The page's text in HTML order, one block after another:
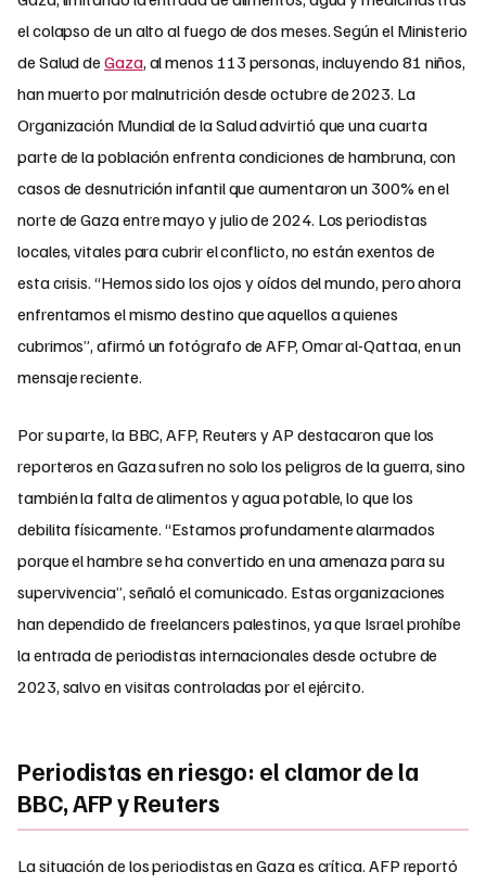
el colapso de un alto al fuego de dos meses. Según el Ministerio
de Salud deGaza, al menos 113 personas, incluyendo 81 niños,
han muerto por malnutrición desde octubre de 2023. La
Organización Mundial de la Salud advirtió que una cuarta
parte de la población enfrenta condiciones de hambruna, con
casos de desnutrición infantil que aumentaron un 300% en el
norte de Gaza entre mayo y julio de 2024. Los periodistas
locales, vitales para cubrir el conflicto, no están exentos de
esta crisis. “Hemos sido los ojos y oídos del mundo, pero ahora
enfrentamos el mismo destino que aquellos a quienes
cubrimos”, afirmó un fotógrafo de AFP, Omar al-Qattaa, en un
mensaje reciente.
Por su parte, la BBC, AFP, Reuters y AP destacaron que los
reporteros en Gaza sufren no solo los peligros de la guerra, sino
también la falta de alimentos y agua potable, lo que los
debilita físicamente. “Estamos profundamente alarmados
porque el hambre se ha convertido en una amenaza para su
supervivencia”, señaló el comunicado. Estas organizaciones
han dependido de freelancers palestinos, ya que Israel prohíbe
la entrada de periodistas internacionales desde octubre de
2023, salvo en visitas controladas por el ejército.
Periodistas en riesgo: el clamor de la
BBC, AFP y Reuters
La situación de los periodistas en Gaza es crítica. AFP reportó